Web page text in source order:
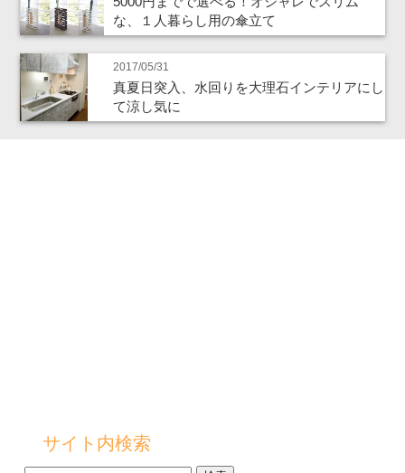
な、１人暮らし用の傘立て
2017/05/31
真夏日突入、水回りを大理石インテリアにし
て涼し気に
サイト内検索